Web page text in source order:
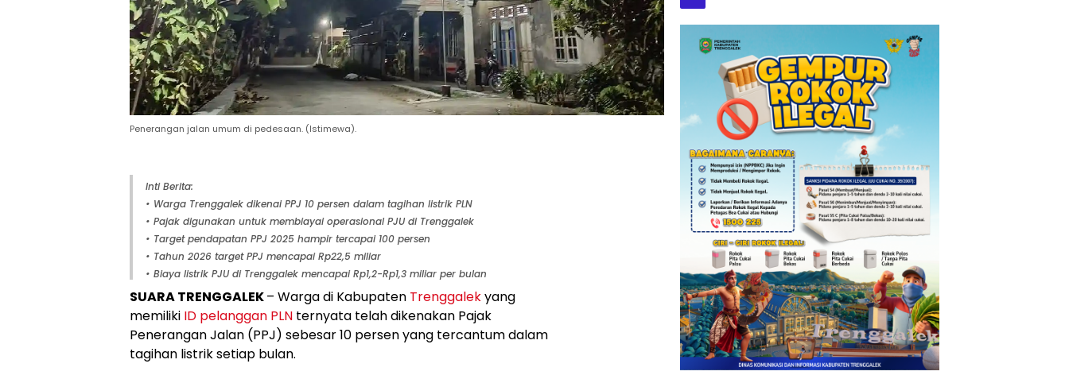
Penerangan jalan umum di pedesaan. (Istimewa).
Inti Berita:
• Warga Trenggalek dikenai PPJ 10 persen dalam tagihan listrik PLN
• Pajak digunakan untuk membiayai operasional PJU di Trenggalek
• Target pendapatan PPJ 2025 hampir tercapai 100 persen
• Tahun 2026 target PPJ mencapai Rp22,5 miliar
• Biaya listrik PJU di Trenggalek mencapai Rp1,2-Rp1,3 miliar per bulan
SUARA TRENGGALEK– Warga di Kabupaten Trenggalekyang
memiliki ID pelanggan PLN ternyata telah dikenakan Pajak
Penerangan Jalan (PPJ) sebesar 10 persen yang tercantum dalam
tagihan listrik setiap bulan.